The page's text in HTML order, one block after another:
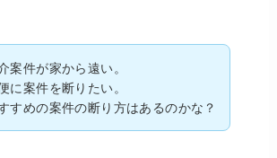
案件が家から遠い。
に案件を断りたい。
すめの案件の断り方はあるのかな？